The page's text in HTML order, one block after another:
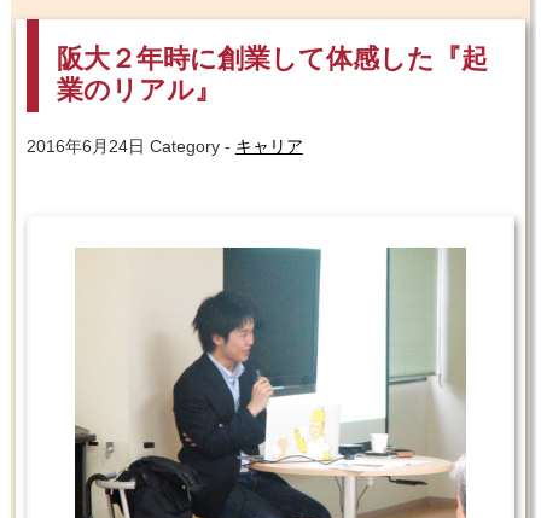
阪大２年時に創業して体感した『起
業のリアル』
2016年6月24日 Category - キャリア